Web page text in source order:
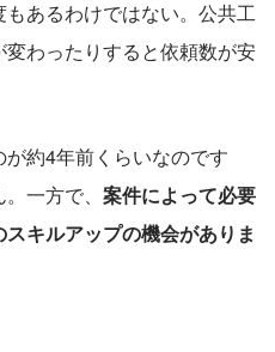
あるわけではない。公共工
わったりすると依頼数が安
約4年前くらいなのです
一方で、 案件によって必要
キルアップの機会がありま